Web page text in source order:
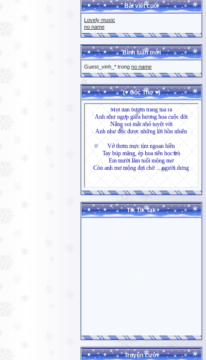
Bài viết cuối
Lovely music
no name
Bình luận mới
Guest_vinh_* trong no name
(♥ Góc Thơ ♥)
Tik Tik Tak
Truyện cười